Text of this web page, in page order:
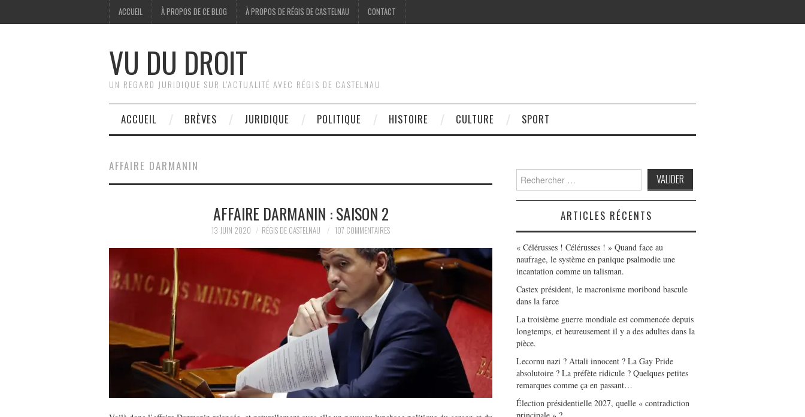
ACCUEIL À PROPOS DE CE BLOG À PROPOS DE RÉGIS DE CASTELNAU CONTACT
VU DU DROIT
UN REGARD JURIDIQUE SUR L'ACTUALITÉ AVEC RÉGIS DE CASTELNAU
ACCUEIL BRÈVES JURIDIQUE POLITIQUE HISTOIRE CULTURE SPORT
AFFAIRE DARMANIN
AFFAIRE DARMANIN : SAISON 2
13 JUIN 2020 RÉGIS DE CASTELNAU 107 COMMENTAIRES
Search
for:
ARTICLES RÉCENTS
« Célérusses ! Célérusses ! » Quand face au
naufrage, le système en panique psalmodie une
incantation comme un talisman.
Castex président, le macronisme moribond bascule
dans la farce
La troisième guerre mondiale est commencée depuis
longtemps, et heureusement il y a des adultes dans la
pièce.
Lecornu nazi ? Attali innocent ? La Gay Pride
absolutoire ? La préfète ridicule ? Quelques petites
remarques comme ça en passant…
Élection présidentielle 2027, quelle « contradiction